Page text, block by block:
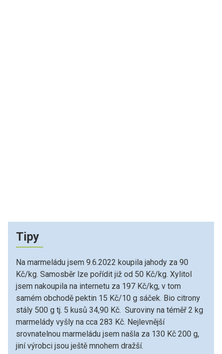
Tipy
Na marmeládu jsem 9.6.2022 koupila jahody za 90
Kč/kg. Samosběr lze pořídit již od 50 Kč/kg. Xylitol
jsem nakoupila na internetu za 197 Kč/kg, v tom
samém obchodě pektin 15 Kč/10 g sáček. Bio citrony
stály 500 g tj. 5 kusů 34,90 Kč. Suroviny na téměř 2 kg
marmelády vyšly na cca 283 Kč. Nejlevnější
srovnatelnou marmeládu jsem našla za 130 Kč 200 g,
jiní výrobci jsou ještě mnohem dražší.